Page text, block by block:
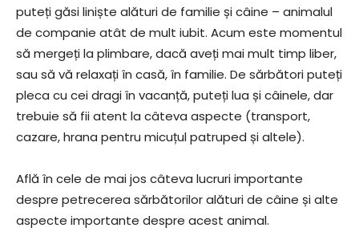
puteți găsi liniște alături de familie și câine – animalul
de companie atât de mult iubit. Acum este momentul
să mergeți la plimbare, dacă aveți mai mult timp liber,
sau să vă relaxați în casă, în familie. De sărbători puteți
pleca cu cei dragi în vacanță, puteți lua și câinele, dar
trebuie să fii atent la câteva aspecte (transport,
cazare, hrana pentru micuțul patruped și altele).
Află în cele de mai jos câteva lucruri importante
despre petrecerea sărbătorilor alături de câine și alte
aspecte importante despre acest animal.